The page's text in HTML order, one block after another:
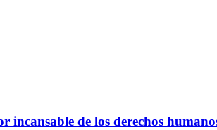
de los derechos